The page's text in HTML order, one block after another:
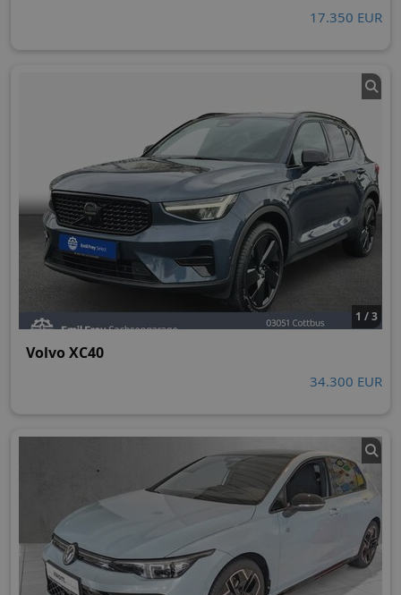
17.350 EUR
1 / 3
Volvo XC40
34.300 EUR